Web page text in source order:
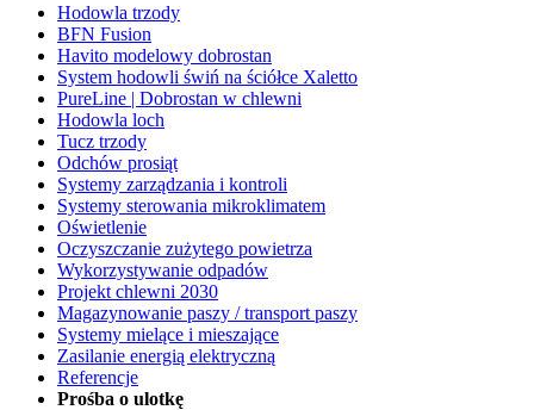
Hodowla trzody
BFN Fusion
Havito modelowy dobrostan
System hodowli świń na ściółce Xaletto
PureLine | Dobrostan w chlewni
Hodowla loch
Tucz trzody
Odchów prosiąt
Systemy zarządzania i kontroli
Systemy sterowania mikroklimatem
Oświetlenie
Oczyszczanie zużytego powietrza
Wykorzystywanie odpadów
Projekt chlewni 2030
Magazynowanie paszy / transport paszy
Systemy mielące i mieszające
Zasilanie energią elektryczną
Referencje
Prośba o ulotkę